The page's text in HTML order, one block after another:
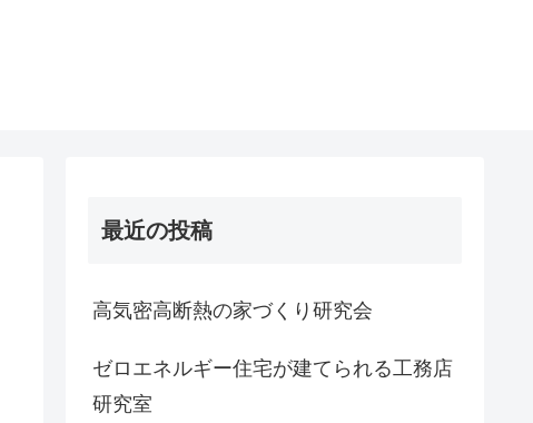
最近の投稿
高気密高断熱の家づくり研究会
ゼロエネルギー住宅が建てられる工務店
研究室